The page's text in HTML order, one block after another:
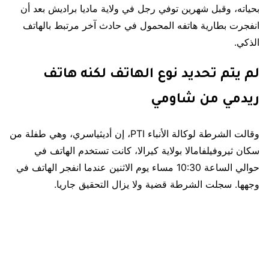
بحياته، وقبل شهرين توفي رجل في ولاية ماديا براديش بعد أن
انفجرت بطارية هاتفه المحمول في حادث آخر مرتبط بالهاتف
الذكي.
لم يتم تحديد نوع الهاتف لكنه هاتف
ريدمي من شاومي
وقالت الشرطة لوكالة الأنباء PTI، إن أديثياسري، وهي طفلة من
سكان ثيروفيلفامالا بولاية كيرالا، كانت تستخدم الهاتف في
حوالي الساعة 10:30 مساء يوم الاثنين عندما انفجر الهاتف في
وجهها. سجلت الشرطة قضية ولا يزال التحقيق جاريا.